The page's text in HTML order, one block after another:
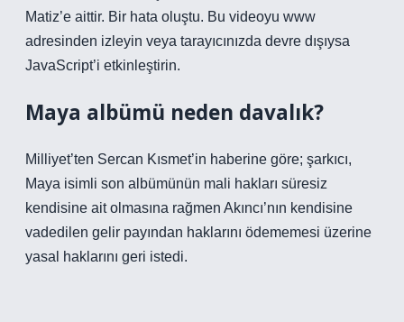
Matiz’e aittir. Bir hata oluştu. Bu videoyu www
adresinden izleyin veya tarayıcınızda devre dışıysa
JavaScript’i etkinleştirin.
Maya albümü neden davalık?
Milliyet’ten Sercan Kısmet’in haberine göre; şarkıcı,
Maya isimli son albümünün mali hakları süresiz
kendisine ait olmasına rağmen Akıncı’nın kendisine
vadedilen gelir payından haklarını ödememesi üzerine
yasal haklarını geri istedi.